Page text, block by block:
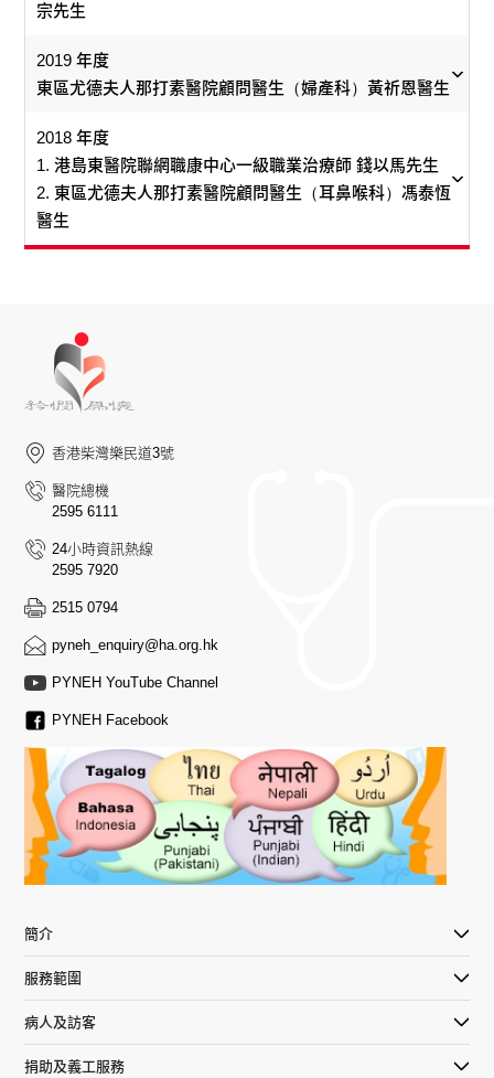
中心成功推行以殘疾兒童為對象的跨專科多元化綜合
評估服務，中心又與社區組織合作，務求彌補服務上
夠更方便地享用到全人護理服務。
東區尤德夫人那打素醫院副顧問醫生（深切治療科）
於國際知名醫學期刊，同時熱衷於模擬訓練，帶領團
隊開創跨專業重症模擬培訓課程，培育新一代的醫護
專才。在疫情期間，她展現創新精神，與團隊首創為
重症新冠病人採用俯臥治療，大幅降低患者插喉的風
險，為臨床實踐立下典範。
他的想法嗎？」我就希望擁有讀心術，能讀懂病人的
內心，把他們的心聲傳遞給家人，減輕家人擔憂。讀
心術不只是為了治療，更是讓病人與家屬在最困難的
東區尤德夫人那打素醫院高級放射治療師（臨床腫瘤
參與放射計量及放射生物領域的研究項目，其中有關
治療鼻咽癌的劑量計劃比對及超高劑量率放射生物特
性之研究，均於國際權威會議獲得獎項，研究成果獲
高度關注。
歷史的Sigma Xi 科學研究學會向我發出入會邀請。該
學會每年僅予少數具研究影響力的人士頒授會席，我
很榮幸成為香港首名獲此殊榮的放射治療師。
東區尤德夫人那打素醫院副顧問醫生（耳鼻喉科）黃
啟泉醫生
黃醫生領導鼻科團隊, 疫情期間與大學研究出利用維他
命A及香薰精油, 為新冠肺炎嗅覺缺失患者提供嗅覺治
請分享一次難忘工作天, 如何改變自己未來？
最難忘的是為患有復發性口腔癌病人進行接近全下顎
皮瓣手術, 手術技術要求很高, 亦是唯一希望。經歷23
小時, 最終手術順利完成。手術成功及病人痊癒是外科
醫生工作的最大動力, 我未來會繼續增值自己, 為病人
提供優質的治療。
東區尤德夫人那打素醫院副顧問醫生（外科）俞文軒
醫生
輸尿管術後的病人常要安裝支架數星期, 因而帶來不
增加前列腺癌診斷率及減低併發症。
有甚麼推動你繼續這份工作？
的工作範疇中有所發揮, 提升及改善臨床服務, 惠及更
施姑娘積極完善泌尿護理服務, 包括在社區推行「試行拔
她更與泌尿科醫生合作, 為接受經尿道前列腺切除術
(TURP)的病人提供早期術前篩查服務, 減低取消手術的機
會, 同時縮短輪候時間。
給10年後的自己說一段話，你會說甚麼？
希望你仍然保持著對泌尿護理的好奇心，繼續成長和學
習。記住這句說話：「開發學習的熱情，如此，你將永遠
不會停止成長。」繼續專注於泌尿護理的發展，不斷探索
新方法和新技術，以提高護理質量和效率。繼續堅守崗
你會以甚麼物品形容自己？
粉彩——繪畫有助我在百忙之中靜思減壓，不同色彩仿似
我多面體的性格，混合調色就如運用我的不同個性，應對
生活各種挑戰。
誰對你工作有所啟發？
滿足感。他同為婦產科醫生，啟發我在熱心服務病人時體
會快樂及意義；在遇到困難時以正向思維冷靜思考。他幫
助我培養不同的興趣、擴闊視野，亦提醒我保持好奇心，
讓我更了解自己，也更能理解別人
宗先生
1.
東區尤德夫人那打素醫院/東華東院駐院醫生（眼科）
曾替一位患有白內障的婆婆做手術，她在一次術後的
定期覆診，突然從餸籃取出一把香蕉，當場撕下兩條
送給我以表謝意，令我非常難忘。還有，病人的每句
道謝，都是我工作的原動力。
理包括黄斑點、視神經和視網膜血管等問題，以及診
斷本港長者常見的失明病因。
人工智能。2019冠狀病毒病的突襲，為各行各業帶來
數碼電子化的契機，醫護界亦正將病人護理融入智慧
醫院的管理模式。我們要與時並進，學習人工智能是
不可或缺，我相信它將為社會帶來一場大改革。
2.
東區尤德夫人那打素醫院資深護師（深切治療科）楊
請舉出一個工作上的習慣。
愛整潔，所以每日開工前我會先收拾整理各項物資，
包括病床、儀器物品，或是醫療記錄等。在收拾過程
中，評估工作的優先次序，盡早完成任務，避免做
「死線戰士」。
怎樣平衡工作與生活？
懂得Work Smart，善用時間。以前大部分時間都在學
遇到困難時，你如何克服？
最重要是相信自己，運用知識和過往經驗，積極面對
難題！記著心態決定一切，人生總有高潮低谷，困境
2019 年度
東區尤德夫人那打素醫院顧問醫生（婦產科）黃祈恩醫生
東區尤德夫人那打素醫院顧問醫生（婦產科）黃祈恩醫生
「爸爸同樣是婦產科醫生，縱使已過世，但我最記得的是
身份回東區醫院將自己畢生所學傳授給下一代。」黃爸爸
此舉促使黃祈恩立下要將知識傳承下一代的決心。
2014年，黃祈恩在東區醫院與團隊發展臨床模擬訓練中
心，由規劃課程、安排硬件配備、教書，以至推廣，他都
親力親為。「很多病人不希望由新手醫生診症，但若新手
醫生沒有臨床經驗，又怎能成為日後可靠的醫生呢？所以
必須發展模擬訓練，加強醫生的自信心外，提升服務安
全。」
能夠在35歲就成為顧問醫生，殊不容易。除運氣外，信念
的學習機會。」例如 2013年他被安排重整「無人問津」的
泌尿婦科，處理60至90歲婦女子宮下垂導致小便失禁的個
案。「手術不易做，所以只有少數醫生感興趣，但我仍堅
持把事情做好。」默默耕耘換來長者的笑臉，「每次他們
告訴我可以去旅行，生活質素提升，就提醒我緊記行醫的
2018 年度
1. 港島東醫院聯網職康中心一級職業治療師 錢以馬先生
2. 東區尤德夫人那打素醫院顧問醫生（耳鼻喉科）馮泰恆
醫生
港島東醫院聯網職康中心一級職業治療師 錢以馬先生
匙」，一位「周身刀張張利」的好員工。他除了在自
己專業範疇發展外，同時擔任聯網職安健多個工作小
組的核心成員，如滑絆跌撞工作小組等，致力為同事
為增加對職安健的認識，錢以馬早年取得職業環境衞
生學碩士資格，又於2016年到英國接受樓梯安全評估
的訓練。「別少看一條樓梯，每級的高度、深度、級
面的防滑度、周邊環境的光暗及對比等，都會影響使
用者的安全。」回港後，他為港島東聯網醫院的主要
樓梯，如位於東區尤德夫人那打素醫院小巴站旁，以
及律敦治醫院灣仔道入口的樓梯等共41條樓梯進行評
估，並向醫院管理層和聯網設施管理組同事提出了111
勵在化驗室工作的同事使用小工具開瓶蓋，減少手部
勞損的風險。」除了職安健的工作，錢以馬亦會在港
東區尤德夫人那打素醫院顧問醫生（耳鼻喉科）馮泰
2003年沙士一役，馮泰恆醫生由威爾斯親王醫院8A病
互換，讓他更明白病人所需。當日的經歷，成就今日
「瞓身」救人的他。
教授每日一句簡單問候，我永遠記得那暖上心頭的感
覺，亦提醒自己要堅守『醫人一定要從心出發』的理
念。我當醫生不是追求金錢或做過幾多大手術，最重
要是為病人帶來一線生機。」
馮醫生救人可以有幾投入？他試過待命時跑回醫院，
通宵達旦為一名突然出血且有可能窒息死亡的扁桃腺
的急症室擔當兼職醫生，汲取實戰經驗，樂在非自己
的專科中求知。另外，自2012年開始，每年暑期會請
五天大假，回到母校教書，「我會教師弟妹解剖和分
香港柴灣樂民道3號
醫院總機
2595 6111
24小時資訊熱線
2595 7920
2515 0794
pyneh_enquiry@ha.org.hk
PYNEH YouTube Channel
PYNEH Facebook
簡介
服務範圍
病人及訪客
捐助及義工服務